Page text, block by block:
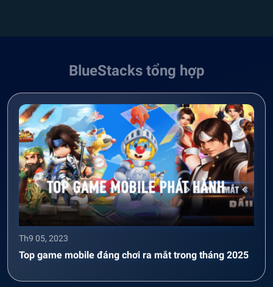
BlueStacks tổng hợp
Th9 05, 2023
Top game mobile đáng chơi ra mắt trong tháng 2025